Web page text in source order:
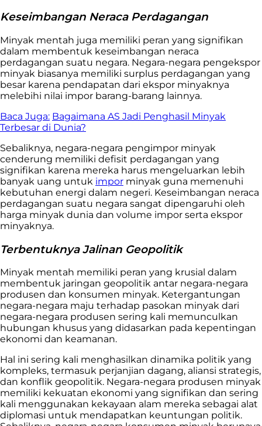
Keseimbangan Neraca Perdagangan
Minyak mentah juga memiliki peran yang signifikan
dalam membentuk keseimbangan neraca
perdagangan suatu negara. Negara-negara pengekspor
minyak biasanya memiliki surplus perdagangan yang
besar karena pendapatan dari ekspor minyaknya
melebihi nilai impor barang-barang lainnya.
Baca Juga: Bagaimana AS Jadi Penghasil Minyak
Terbesar di Dunia?
Sebaliknya, negara-negara pengimpor minyak
cenderung memiliki defisit perdagangan yang
signifikan karena mereka harus mengeluarkan lebih
banyak uang untuk impor minyak guna memenuhi
kebutuhan energi dalam negeri. Keseimbangan neraca
perdagangan suatu negara sangat dipengaruhi oleh
harga minyak dunia dan volume impor serta ekspor
minyaknya.
Terbentuknya Jalinan Geopolitik
Minyak mentah memiliki peran yang krusial dalam
membentuk jaringan geopolitik antar negara-negara
produsen dan konsumen minyak. Ketergantungan
negara-negara maju terhadap pasokan minyak dari
negara-negara produsen sering kali memunculkan
hubungan khusus yang didasarkan pada kepentingan
ekonomi dan keamanan.
Hal ini sering kali menghasilkan dinamika politik yang
kompleks, termasuk perjanjian dagang, aliansi strategis,
dan konflik geopolitik. Negara-negara produsen minyak
memiliki kekuatan ekonomi yang signifikan dan sering
kali menggunakan kekayaan alam mereka sebagai alat
diplomasi untuk mendapatkan keuntungan politik.